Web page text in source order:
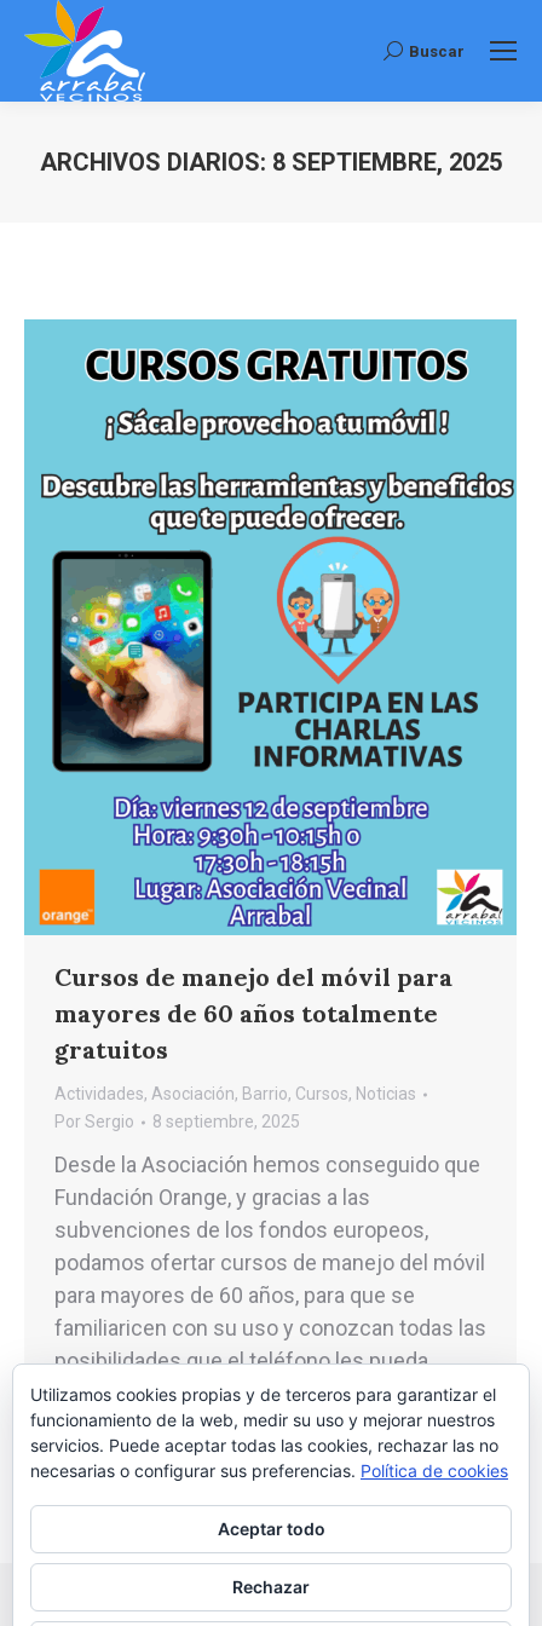
Buscar:
Buscar
ARCHIVOS DIARIOS: 8 SEPTIEMBRE, 2025
Cursos de manejo del móvil para
mayores de 60 años totalmente
gratuitos
Actividades, Asociación, Barrio, Cursos, Noticias
PorSergio 8 septiembre, 2025
Desde la Asociación hemos conseguido que
Fundación Orange, y gracias a las
subvenciones de los fondos europeos,
podamos ofertar cursos de manejo del móvil
para mayores de 60 años, para que se
familiaricen con su uso y conozcan todas las
posibilidades que el teléfono les pueda
ofrecer (aplicaciones, pedir cita con el
médico, saber cuánto…
Utilizamos cookies propias y de terceros para garantizar el
funcionamiento de la web, medir su uso y mejorar nuestros
servicios. Puede aceptar todas las cookies, rechazar las no
necesarias o configurar sus preferencias. Política de cookies
Aceptar todo
Rechazar